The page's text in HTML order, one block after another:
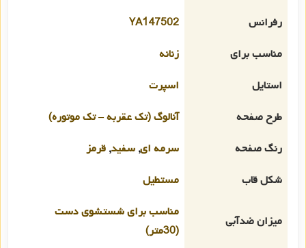
رفرانس
YA147502
مناسب برای
زنانه
استایل
اسپرت
طرح صفحه
آنالوگ (تک عقربه – تک موتوره)
رنگ صفحه
سرمه ای, سفید, قرمز
شکل قاب
مستطیل
میزان ضدآبی
مناسب برای شستشوی دست
(30متر)